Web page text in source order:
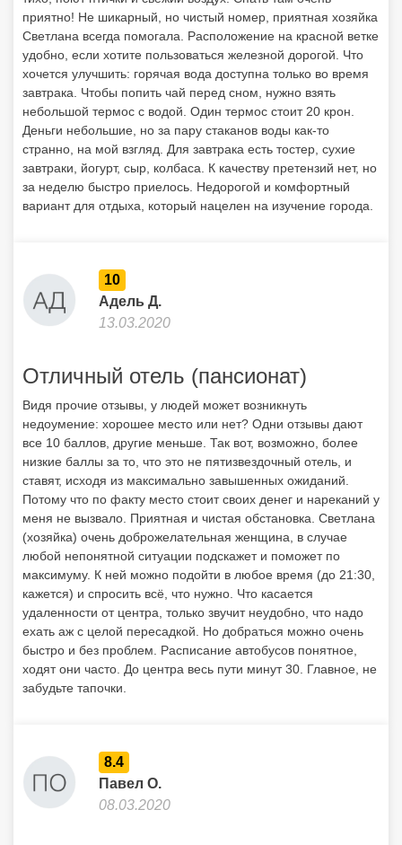
приятно! Не шикарный, но чистый номер, приятная хозяйка
Светлана всегда помогала. Расположение на красной ветке
удобно, если хотите пользоваться железной дорогой. Что
хочется улучшить: горячая вода доступна только во время
завтрака. Чтобы попить чай перед сном, нужно взять
небольшой термос с водой. Один термос стоит 20 крон.
Деньги небольшие, но за пару стаканов воды как-то
странно, на мой взгляд. Для завтрака есть тостер, сухие
завтраки, йогурт, сыр, колбаса. К качеству претензий нет, но
за неделю быстро приелось. Недорогой и комфортный
вариант для отдыха, который нацелен на изучение города.
10
Адель Д.
13.03.2020
Отличный отель (пансионат)
Видя прочие отзывы, у людей может возникнуть
недоумение: хорошее место или нет? Одни отзывы дают
все 10 баллов, другие меньше. Так вот, возможно, более
низкие баллы за то, что это не пятизвездочный отель, и
ставят, исходя из максимально завышенных ожиданий.
Потому что по факту место стоит своих денег и нареканий у
меня не вызвало. Приятная и чистая обстановка. Светлана
(хозяйка) очень доброжелательная женщина, в случае
любой непонятной ситуации подскажет и поможет по
максимуму. К ней можно подойти в любое время (до 21:30,
кажется) и спросить всё, что нужно. Что касается
удаленности от центра, только звучит неудобно, что надо
ехать аж с целой пересадкой. Но добраться можно очень
быстро и без проблем. Расписание автобусов понятное,
ходят они часто. До центра весь пути минут 30. Главное, не
забудьте тапочки.
8.4
Павел О.
08.03.2020